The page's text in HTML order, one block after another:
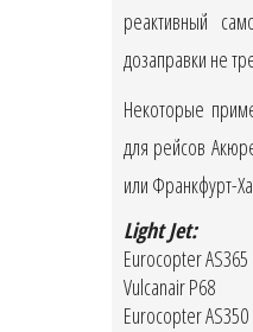
реактивный
дозаправки не
Некоторые
для рейсов
или Франкфурт-
Light Jet:
Eurocopter AS365
Vulcanair P68
Eurocopter AS350